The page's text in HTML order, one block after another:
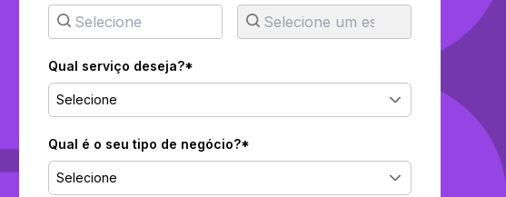
Qual serviço deseja?*
Selecione
Qual é o seu tipo de negócio?*
Selecione